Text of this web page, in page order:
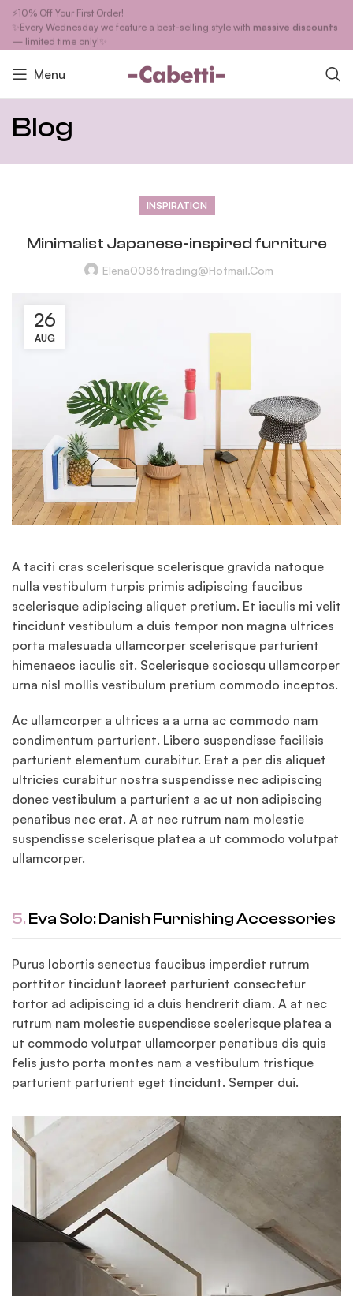
⚡10% Off Your First Order!
✨Every Wednesday we feature a best-selling style with massive discounts
— limited time only!✨
Menu
Blog
INSPIRATION
Minimalist Japanese-inspired furniture
Elena0086trading@hotmail.com
26
AUG
A taciti cras scelerisque scelerisque gravida natoque
nulla vestibulum turpis primis adipiscing faucibus
scelerisque adipiscing aliquet pretium. Et iaculis mi velit
tincidunt vestibulum a duis tempor non magna ultrices
porta malesuada ullamcorper scelerisque parturient
himenaeos iaculis sit. Scelerisque sociosqu ullamcorper
urna nisl mollis vestibulum pretium commodo inceptos.
Ac ullamcorper a ultrices a a urna ac commodo nam
condimentum parturient. Libero suspendisse facilisis
parturient elementum curabitur. Erat a per dis aliquet
ultricies curabitur nostra suspendisse nec adipiscing
donec vestibulum a parturient a ac ut non adipiscing
penatibus nec erat. A at nec rutrum nam molestie
suspendisse scelerisque platea a ut commodo volutpat
ullamcorper.
5. Eva Solo: Danish Furnishing Accessories
Purus lobortis senectus faucibus imperdiet rutrum
porttitor tincidunt laoreet parturient consectetur
tortor ad adipiscing id a duis hendrerit diam. A at nec
rutrum nam molestie suspendisse scelerisque platea a
ut commodo volutpat ullamcorper penatibus dis quis
felis justo porta montes nam a vestibulum tristique
parturient parturient eget tincidunt. Semper dui.